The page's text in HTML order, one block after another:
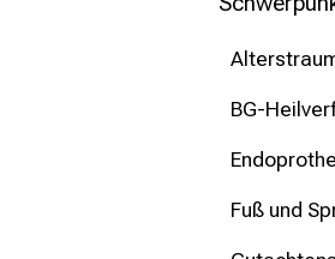
BG-
Fuß und